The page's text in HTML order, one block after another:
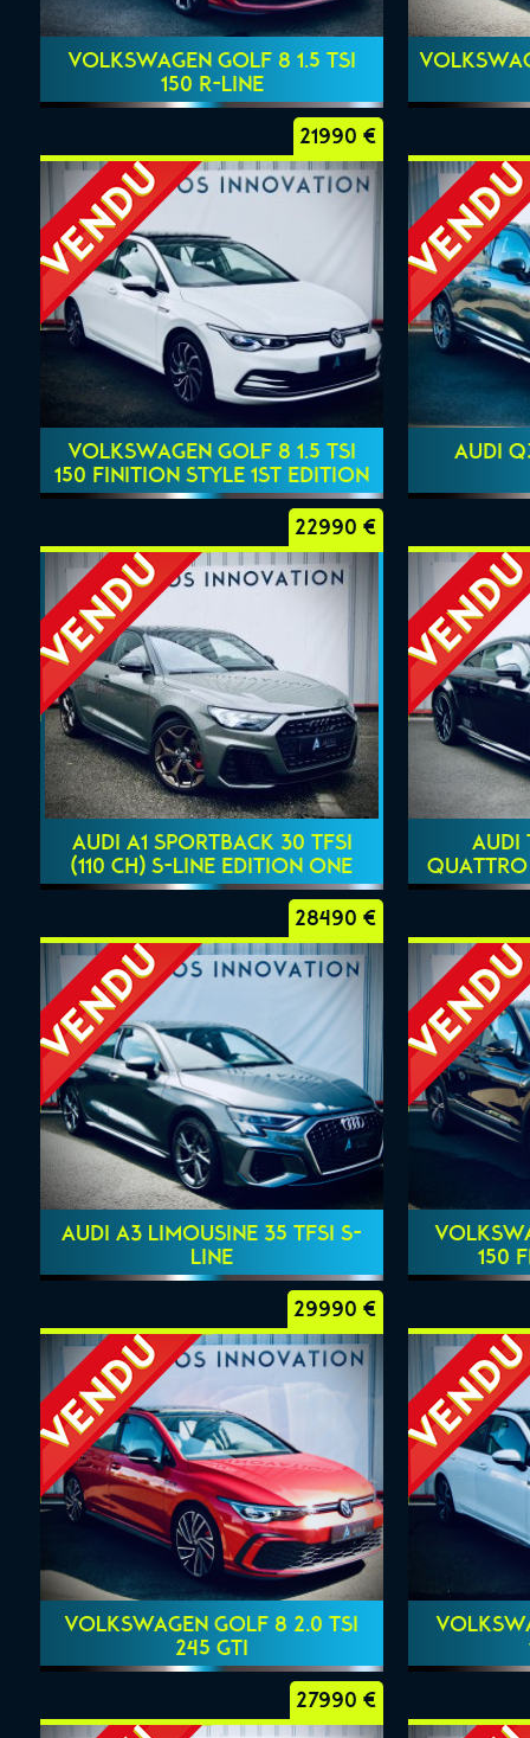
VOLKSWAGEN GOLF 8 1.5 TSI
150 R-LINE
21990 €
VOLKSWAGEN GOLF 8 1.5 TSI
150 FINITION STYLE 1ST EDITION
AUDI
22990 €
AUDI A1 SPORTBACK 30 TFSI
(110 CH) S-LINE EDITION ONE
AUDI
28490 €
AUDI A3 LIMOUSINE 35 TFSI S-
LINE
150
29990 €
VOLKSWAGEN GOLF 8 2.0 TSI
245 GTI
27990 €